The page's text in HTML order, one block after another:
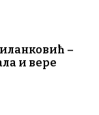
–
и вере